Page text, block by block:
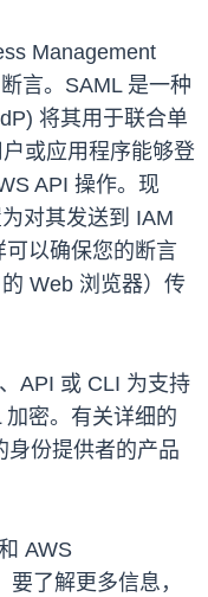
Management
言。SAML 是一种
将其用于联合单
或应用程序能够登
API 操作。现
对其发送到 IAM
以确保您的断言
Web 浏览器）传
API 或 CLI 为支持
密。有关详细的
身份提供者的产品
AWS
了解更多信息，